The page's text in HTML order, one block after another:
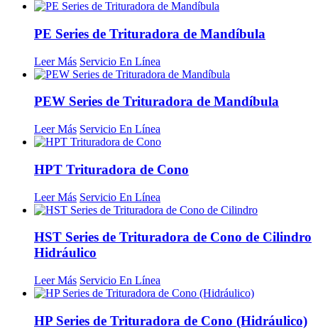
PE Series de Trituradora de Mandíbula
Leer Más Servicio En Línea
PEW Series de Trituradora de Mandíbula
Leer Más Servicio En Línea
HPT Trituradora de Cono
Leer Más Servicio En Línea
HST Series de Trituradora de Cono de Cilindro
Hidráulico
Leer Más Servicio En Línea
HP Series de Trituradora de Cono (Hidráulico)